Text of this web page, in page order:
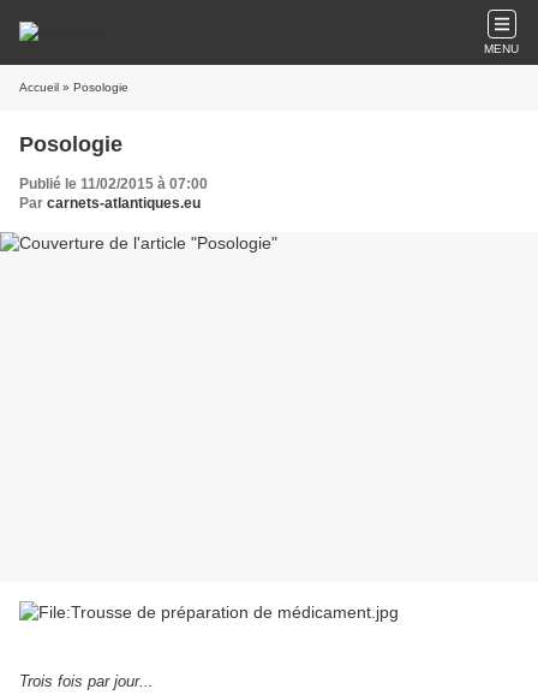
MENU
Accueil » Posologie
Posologie
Publié le 11/02/2015 à 07:00
Par carnets-atlantiques.eu
Trois fois par jour...